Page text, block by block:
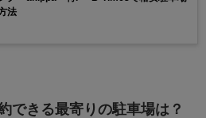
法
できる最寄りの駐車場は？